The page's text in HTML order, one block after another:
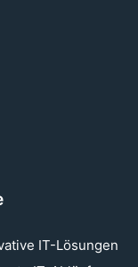
IT-Lösungen